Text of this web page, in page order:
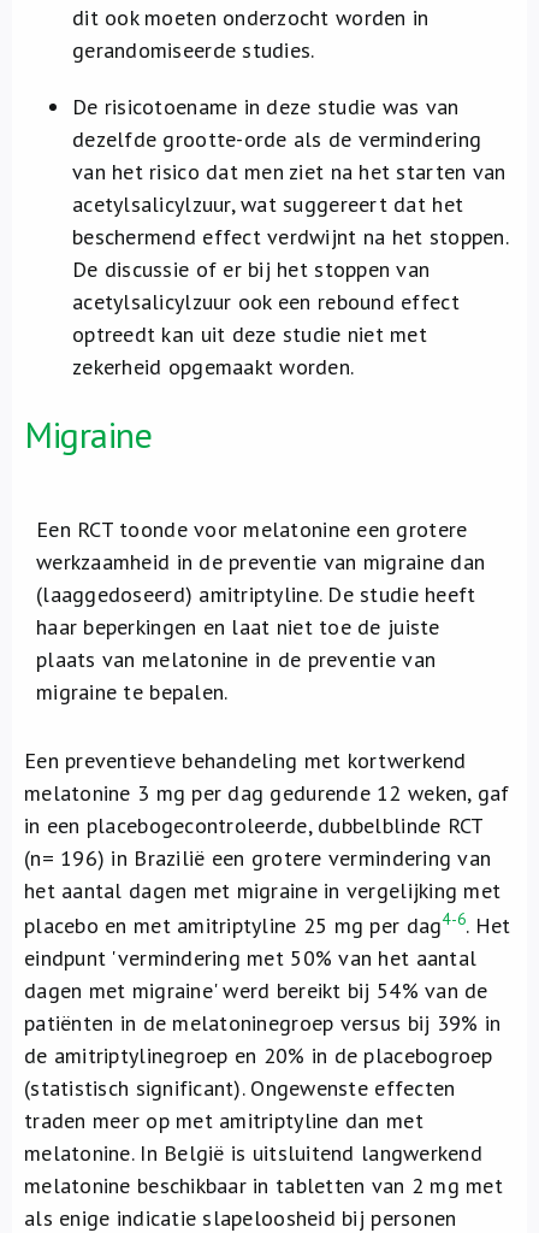
dit ook moeten onderzocht worden in
gerandomiseerde studies.
De risicotoename in deze studie was van
dezelfde grootte-orde als de vermindering
van het risico dat men ziet na het starten van
acetylsalicylzuur, wat suggereert dat het
beschermend effect verdwijnt na het stoppen.
De discussie of er bij het stoppen van
acetylsalicylzuur ook een rebound effect
optreedt kan uit deze studie niet met
zekerheid opgemaakt worden.
Migraine
Een RCT toonde voor melatonine een grotere
werkzaamheid in de preventie van migraine dan
(laaggedoseerd) amitriptyline. De studie heeft
haar beperkingen en laat niet toe de juiste
plaats van melatonine in de preventie van
migraine te bepalen.
Een preventieve behandeling met kortwerkend
melatonine 3 mg per dag gedurende 12 weken, gaf
in een placebogecontroleerde, dubbelblinde RCT
(n= 196) in Brazilië een grotere vermindering van
het aantal dagen met migraine in vergelijking met
placebo en met amitriptyline 25 mg per dag4-6. Het
eindpunt 'vermindering met 50% van het aantal
dagen met migraine' werd bereikt bij 54% van de
patiënten in de melatoninegroep versus bij 39% in
de amitriptylinegroep en 20% in de placebogroep
(statistisch significant). Ongewenste effecten
traden meer op met amitriptyline dan met
melatonine. In België is uitsluitend langwerkend
melatonine beschikbaar in tabletten van 2 mg met
als enige indicatie slapeloosheid bij personen